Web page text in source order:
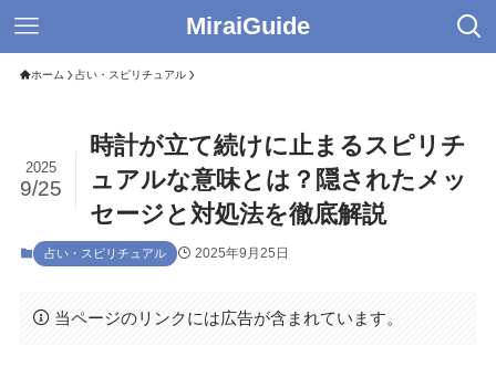
MiraiGuide
ホーム 占い・スピリチュアル
時計が立て続けに止まるスピリチ
ュアルな意味とは？隠されたメッ
セージと対処法を徹底解説
2025
9/25
占い・スピリチュアル 2025年9月25日
当ページのリンクには広告が含まれています。